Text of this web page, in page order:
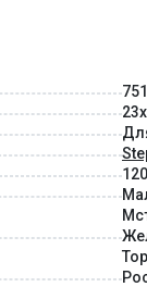
120
Тор